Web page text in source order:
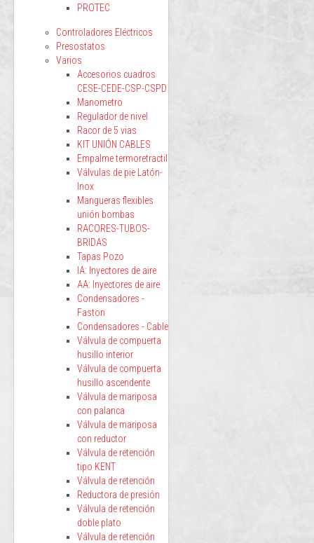
PROTEC
Controladores Eléctricos
Presostatos
Varios
Accesorios cuadros
CESE-CEDE-CSP-CSPD
Manometro
Regulador de nivel
Racor de 5 vias
KIT UNIÓN CABLES
Empalme termoretractil
Válvulas de pie Latón-
Inox
Mangueras flexibles
unión bombas
RACORES-TUBOS-
BRIDAS
Tapas Pozo
IA: Inyectores de aire
AA: Inyectores de aire
Condensadores -
Faston
Condensadores - Cable
Válvula de compuerta
husillo interior
Válvula de compuerta
husillo ascendente
Válvula de mariposa
con palanca
Válvula de mariposa
con reductor
Válvula de retención
tipo KENT
Válvula de retención
Reductora de presión
Válvula de retención
doble plato
Válvula de retención